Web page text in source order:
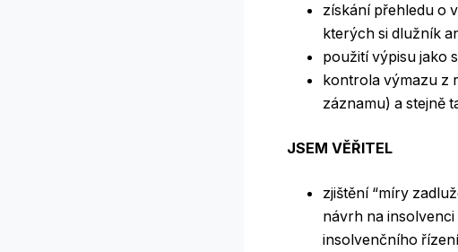
získání přehledu o
kterých si dlužník
použití výpisu jako
kontrola výmazu z
záznamu) a stejně
JSEM VĚŘITEL
zjištění “míry
návrh na
insolvenčního řízení